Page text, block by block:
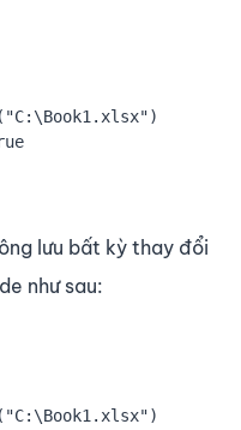
lưu bất kỳ thay đổi
như sau: